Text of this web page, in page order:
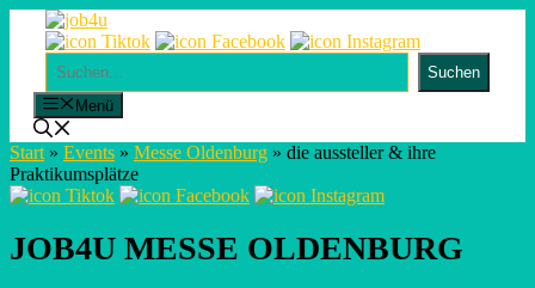
contentSuchen
Suchen
Menü
Start » Events » Messe Oldenburg » die aussteller & ihre
Praktikumsplätze
JOB4U MESSE OLDENBURG